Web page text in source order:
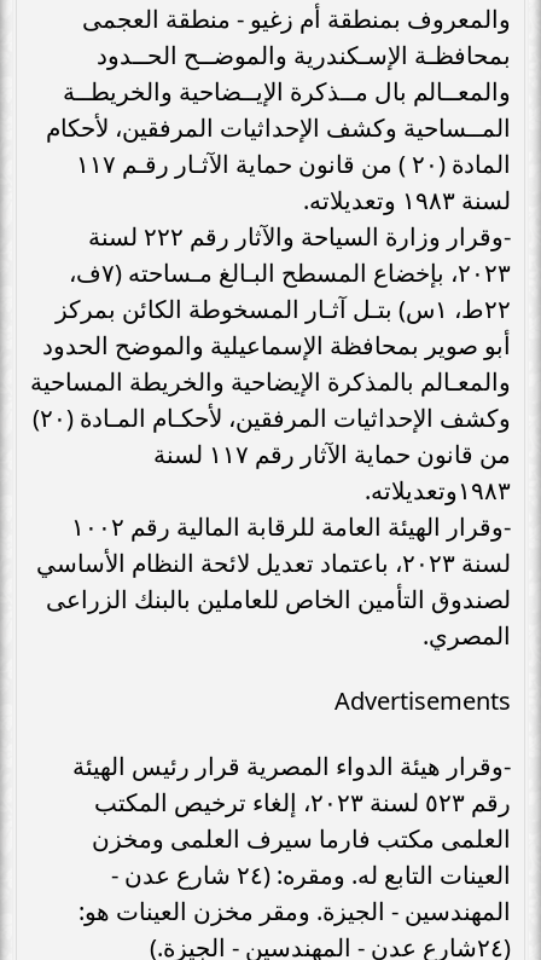
والمعروف بمنطقة أم زغيو - منطقة العجمى
بمحافظـة الإسـكندرية والموضــح الحــدود
والمعــالم بال مــذكرة الإيــضاحية والخريطــة
المــساحية وكشف الإحداثيات المرفقين، لأحكام
المادة (٢٠ ) من قانون حماية الآثـار رقـم ۱۱۷
لسنة ١٩٨٣ وتعديلاته.
-وقرار وزارة السياحة والآثار رقم ٢٢٢ لسنة
٢٠٢٣، بإخضاع المسطح البـالغ مـساحته (٧ف،
٢٢ط، ١س) بتـل آثـار المسخوطة الكائن بمركز
أبو صوير بمحافظة الإسماعيلية والموضح الحدود
والمعـالم بالمذكرة الإيضاحية والخريطة المساحية
وكشف الإحداثيات المرفقين، لأحكـام المـادة (٢٠)
من قانون حماية الآثار رقم ۱۱۷ لسنة
١٩٨٣وتعديلاته.
-وقرار الهيئة العامة للرقابة المالية رقم ١٠٠٢
لسنة ٢٠٢٣، باعتماد تعديل لائحة النظام الأساسي
لصندوق التأمين الخاص للعاملين بالبنك الزراعى
المصري.
Advertisements
-وقرار هيئة الدواء المصرية قرار رئيس الهيئة
رقم ٥٢٣ لسنة ٢٠٢٣، إلغاء ترخيص المكتب
العلمى مكتب فارما سيرف العلمى ومخزن
العينات التابع له. ومقره: (٢٤ شارع عدن -
المهندسين - الجيزة. ومقر مخزن العينات هو:
(٢٤شارع عدن - المهندسين - الجيزة.)